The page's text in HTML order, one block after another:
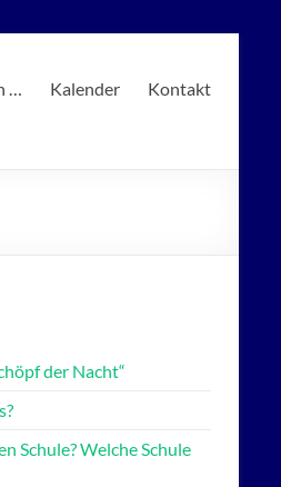
… Kalender Kontakt
der Nacht“
Schule? Welche Schule